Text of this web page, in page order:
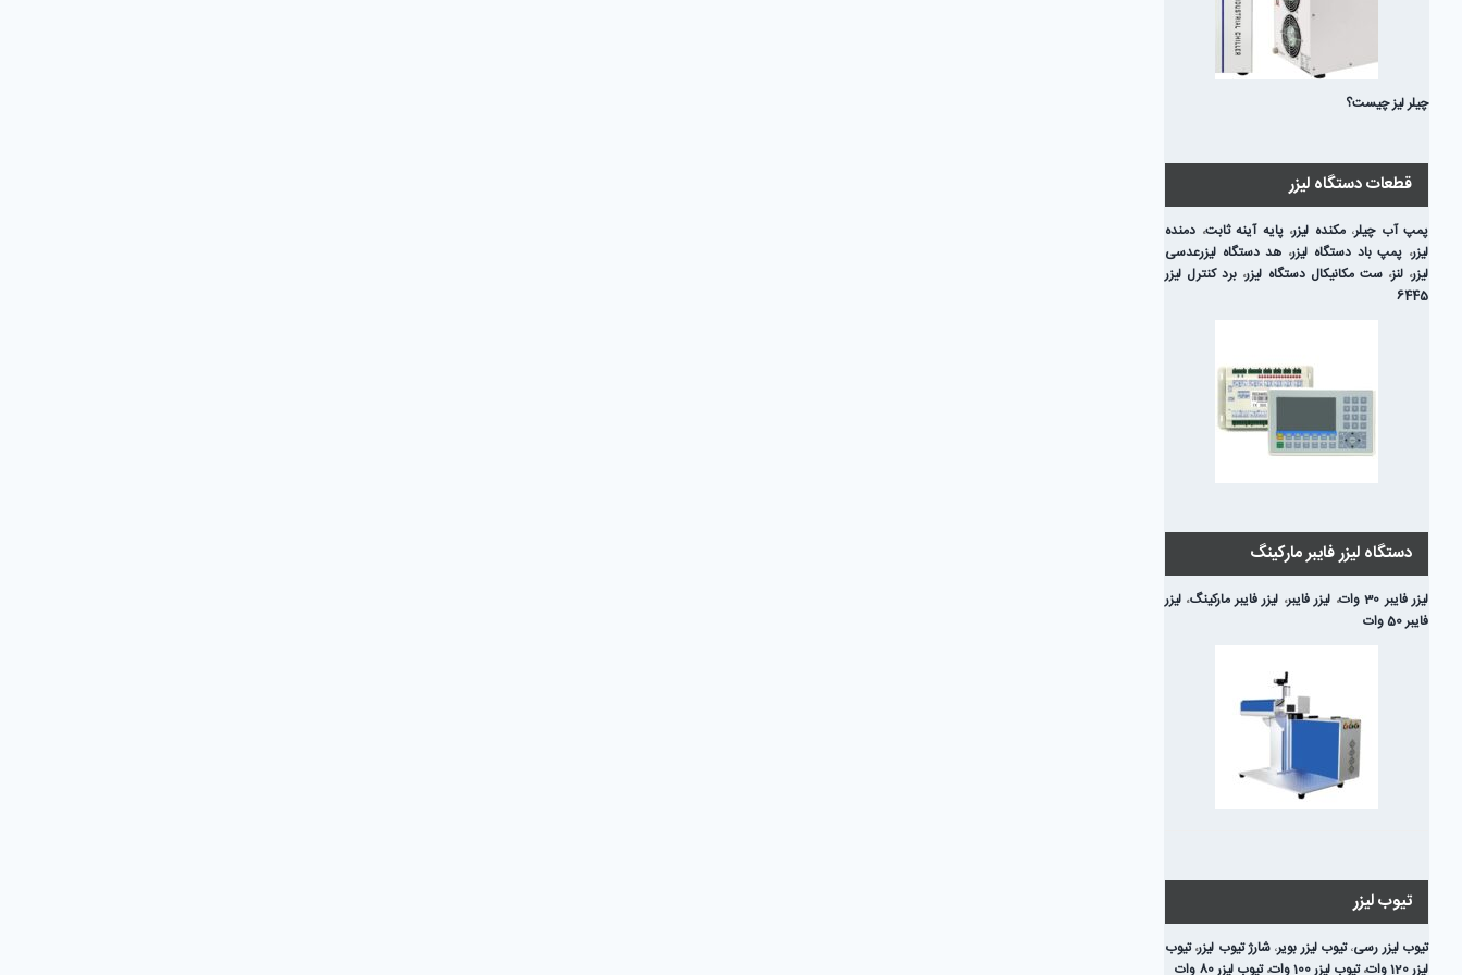
چیلر لیز چیست؟
قطعات دستگاه لیزر
پمپ آب چیلر،مکنده لیزر،پایه آینه ثابت، دمنده
لیزر، پمپ باد دستگاه لیزر، هد دستگاه لیزرعدسی
لیزر،لنز،ست مکانیکال دستگاه لیزر، برد کنترل لیزر
6445
دستگاه لیزر فایبر مارکینگ
لیزر فایبر 30 وات ، لیزر فایبر، لیزر فایبر مارکینگ، لیزر
فایبر 50 وات
تیوب لیزر
تیوب لیزر رسی،تیوب لیزر بویر، شارژ تیوب لیزر،تیوب
لیزر 120 وات
،تیوب لیزر 100 وات ،تیوب لیزر 80 وات